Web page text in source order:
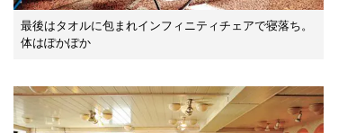
最後はタオルに包まれインフィニティチェアで寝落ち。
体はぽかぽか